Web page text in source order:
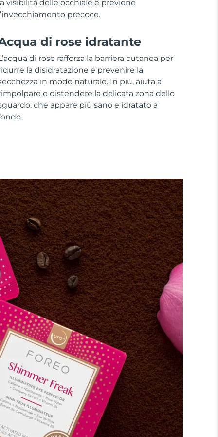
visibilità delle occhiaie e previene
precoce.
di rose idratante
di rose rafforza la barriera cutanea per
la disidratazione e prevenire la
in modo naturale. In più, aiuta a
e distendere la delicata zona dello
che appare più sano e idratato a